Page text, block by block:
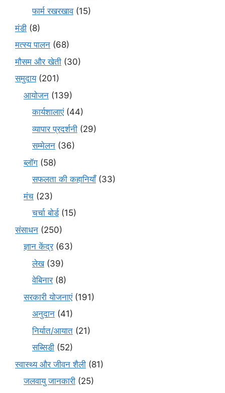
फार्म रखरखाव(15)
मंडी (8)
मत्स्य पालन (68)
मौसम और खेती (30)
समुदाय(201)
आयोजन (139)
कार्यशालाएं(44)
व्यापार प्रदर्शनी (29)
सम्मेलन (36)
ब्लॉग (58)
सफलता की कहानियाँ(33)
मंच (23)
चर्चा बोर्ड(15)
संसाधन (250)
ज्ञान केंद्र(63)
लेख(39)
वेबिनार(8)
सरकारी योजनाएं(191)
अनुदान (41)
निर्यात/आयात (21)
सब्सिडी (52)
स्वास्थ्य और जीवन शैली (81)
जलवायु जानकारी (25)